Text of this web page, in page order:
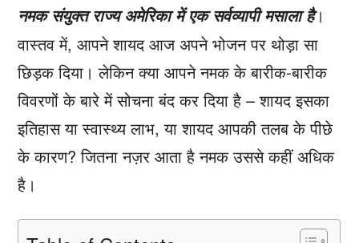
नमक संयुक्त राज्य अमेरिका में एक सर्वव्यापी मसाला है।
वास्तव में, आपने शायद आज अपने भोजन पर थोड़ा सा
छिड़क दिया। लेकिन क्या आपने नमक के बारीक-बारीक
विवरणों के बारे में सोचना बंद कर दिया है – शायद इसका
इतिहास या स्वास्थ्य लाभ, या शायद आपकी तलब के पीछे
के कारण? जितना नज़र आता है नमक उससे कहीं अधिक
है।